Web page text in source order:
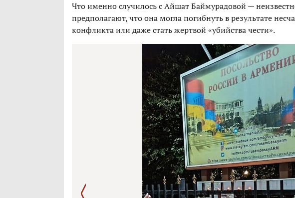
Что именно случилось с Айшат Баймурадовой —
предполагают, что она могла погибнуть в результате
конфликта или даже стать жертвой «убийства чести».